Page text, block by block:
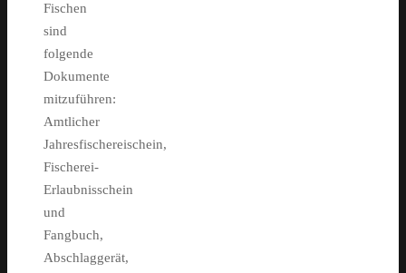
Fischen
sind
folgende
Dokumente
mitzuführen:
Amtlicher
Jahresfischereischein,
Fischerei-
Erlaubnisschein
und
Fangbuch,
Abschlaggerät,